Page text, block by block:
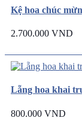
Kệ hoa chúc
2.700.000 VND
Lẵng hoa khai
800.000 VND